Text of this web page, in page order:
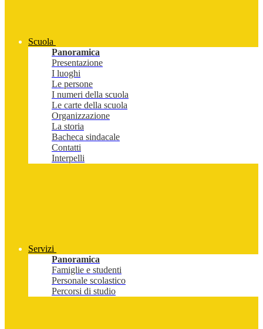
Scuola
Panoramica
Presentazione
I luoghi
Le persone
I numeri della scuola
Le carte della scuola
Organizzazione
La storia
Bacheca sindacale
Contatti
Interpelli
Servizi
Panoramica
Famiglie e studenti
Personale scolastico
Percorsi di studio